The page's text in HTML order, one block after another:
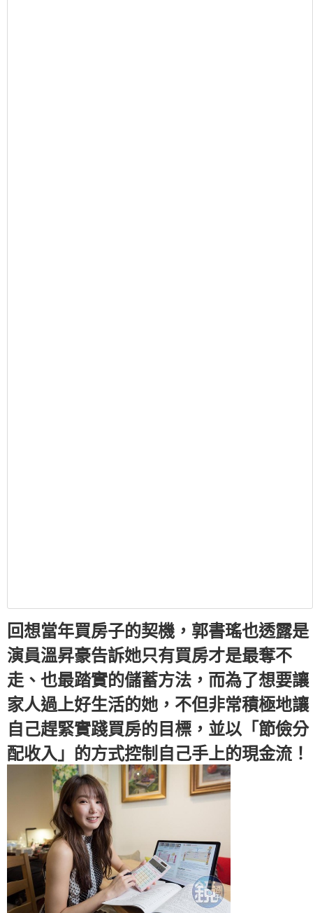
回想當年買房子的契機，郭書瑤也透露是
演員溫昇豪告訴她只有買房才是最奪不
走、也最踏實的儲蓄方法，而為了想要讓
家人過上好生活的她，不但非常積極地讓
自己趕緊實踐買房的目標，並以「節儉分
配收入」的方式控制自己手上的現金流！